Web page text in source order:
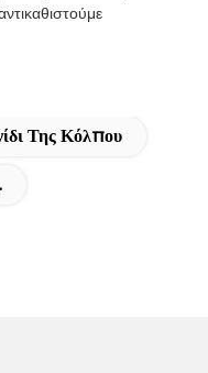
Της Κόλπου